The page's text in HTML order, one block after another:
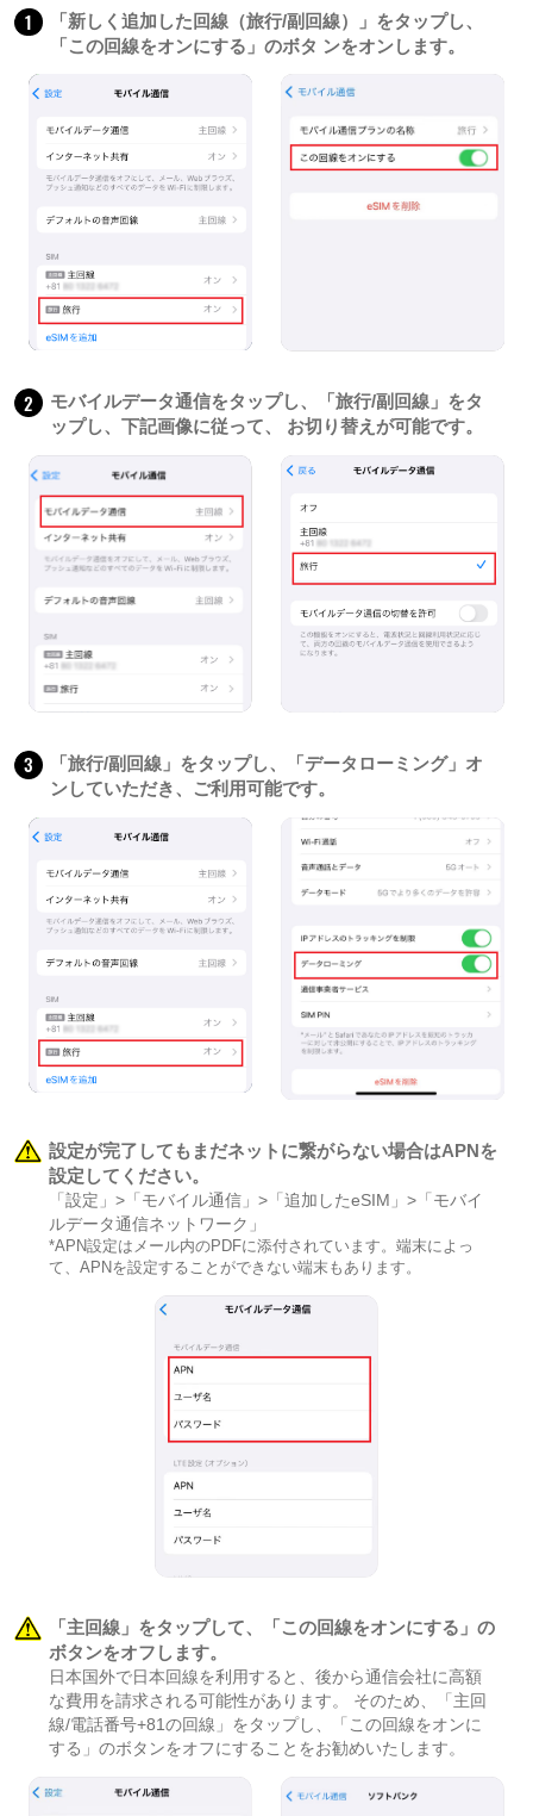
1
「新しく追加した回線（旅行/副回線）」をタップし、
「この回線をオンにする」のボタ ンをオンします。
2
モバイルデータ通信をタップし、「旅行/副回線」をタ
ップし、下記画像に従って、 お切り替えが可能です。
3
「旅行/副回線」をタップし、「データローミング」オ
ンしていただき、ご利用可能です。
設定が完了してもまだネットに繋がらない場合はAPNを
設定してください。
「設定」>「モバイル通信」>「追加したeSIM」>「モバイ
ルデータ通信ネットワーク」
*APN設定はメール内のPDFに添付されています。端末によっ
て、APNを設定することができない端末もあります。
「主回線」をタップして、「この回線をオンにする」の
ボタンをオフします。
日本国外で日本回線を利用すると、後から通信会社に高額
な費用を請求される可能性があります。 そのため、「主回
線/電話番号+81の回線」をタップし、「この回線をオンに
する」のボタンをオフにすることをお勧めいたします。